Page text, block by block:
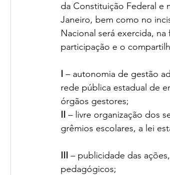
da Constituição Federal e
Janeiro, bem como no
Nacional será exercida,
participação e o
I – autonomia de gestão
rede pública estadual de
órgãos gestores;
II – livre organização dos
grêmios escolares, a lei
III – publicidade das
pedagógicos;